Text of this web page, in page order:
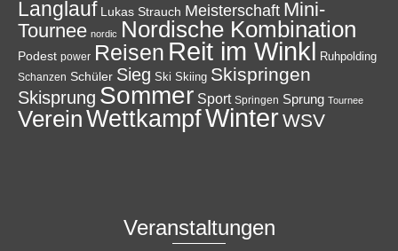
Langlauf Lukas Strauch Meisterschaft Mini-
Tournee nordic Nordische Kombination
Podest power Reisen Reit im Winkl Ruhpolding
Schanzen Schüler Sieg Ski Skiing Skispringen
Skisprung Sommer Sport Springen Sprung Tournee
VereinWettkampfWinterWSV
Veranstaltungen